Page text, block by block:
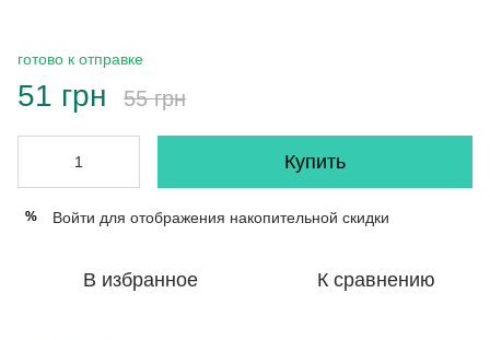
готово к отправке
51 грн 55 грн
Купить
% Войти для отображения накопительной скидки
В избранное К сравнению